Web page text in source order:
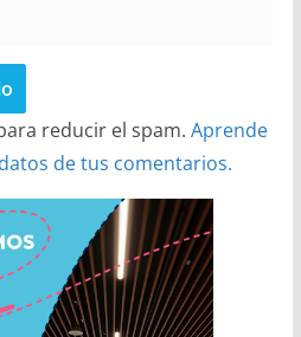
reducir el spam. Aprende
de tus comentarios.